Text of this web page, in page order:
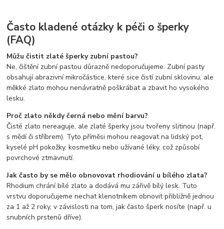
Často kladené otázky k péči o šperky
(FAQ)
Můžu čistit zlaté šperky zubní pastou?
Ne, čištění zubní pastou důrazně nedoporučujeme. Zubní pasty
obsahují abrazivní mikročástice, které sice čistí zubní sklovinu, ale
měkké zlato mohou nenávratně poškrábat a zbavit ho vysokého
lesku.
Proč zlato někdy černá nebo mění barvu?
Čisté zlato nereaguje, ale zlaté šperky jsou tvořeny slitinou (např.
s mědí či stříbrem). Tyto příměsi mohou reagovat na lidský pot,
kyselé pH pokožky, kosmetiku nebo užívané léky, což způsobí
povrchové ztmavnutí.
Jak často by se mělo obnovovat rhodiování u bílého zlata?
Rhodium chrání bílé zlato a dodává mu zářivě bílý lesk. Tuto
vrstvu doporučujeme nechat klenotníkem obnovit přibližně jednou
za 1 až 2 roky, v závislosti na tom, jak často šperk nosíte (např. u
snubních prstenů dříve).